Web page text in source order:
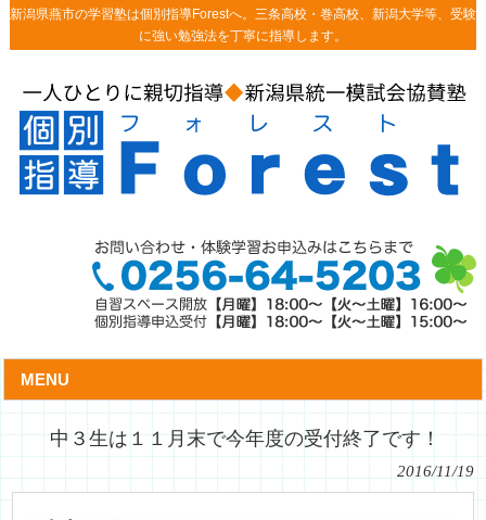
新潟県燕市の学習塾は個別指導Forestへ。三条高校・巻高校、新潟大学等、受験
に強い勉強法を丁寧に指導します。
MENU
中３生は１１月末で今年度の受付終了です！
2016/11/19